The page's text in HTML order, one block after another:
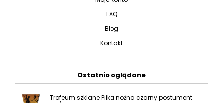
FAQ
Blog
Kontakt
Ostatnio oglądane
Trofeum szklane Piłka nożna czarny postument